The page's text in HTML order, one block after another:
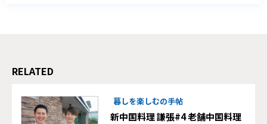
RELATED
暮しを楽しむの手帖
新中国料理 謙張#4 老舗中国料理